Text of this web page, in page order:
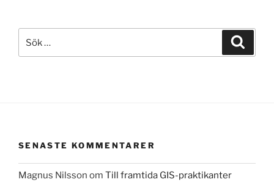
efter:
SENASTE KOMMENTARER
Magnus Nilsson om Till framtida GIS-praktikanter